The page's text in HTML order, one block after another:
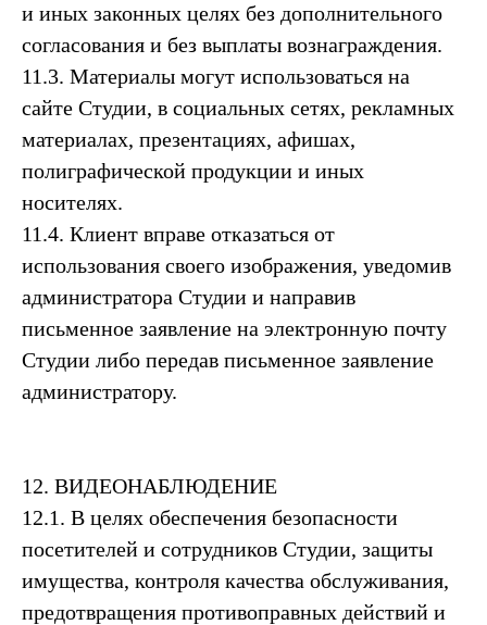
и иных законных целях без дополнительного
согласования и без выплаты вознаграждения.
11.3. Материалы могут использоваться на
сайте Студии, в социальных сетях, рекламных
материалах, презентациях, афишах,
полиграфической продукции и иных
носителях.
11.4. Клиент вправе отказаться от
использования своего изображения, уведомив
администратора Студии и направив
письменное заявление на электронную почту
Студии либо передав письменное заявление
администратору.
12. ВИДЕОНАБЛЮДЕНИЕ
12.1. В целях обеспечения безопасности
посетителей и сотрудников Студии, защиты
имущества, контроля качества обслуживания,
предотвращения противоправных действий и